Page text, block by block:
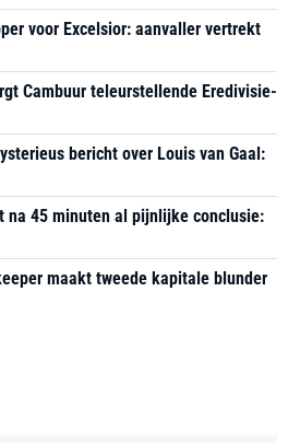
voor Excelsior: aanvaller vertrekt
Cambuur teleurstellende Eredivisie-
bericht over Louis van Gaal:
na 45 minuten al pijnlijke conclusie:
maakt tweede kapitale blunder